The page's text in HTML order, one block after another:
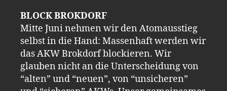
BLOCK BROKDORF
Mitte Juni nehmen wir den Atomausstieg
selbst in die Hand: Massenhaft werden wir
das AKW Brokdorf blockieren. Wir
glauben nicht an die Unterscheidung von
“alten” und “neuen”, von “unsicheren”